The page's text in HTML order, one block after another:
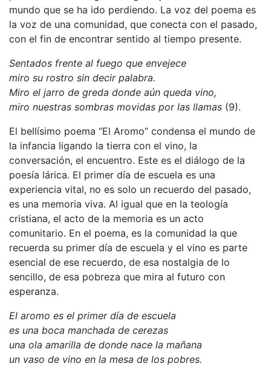
mundo que se ha ido perdiendo. La voz del poema es
la voz de una comunidad, que conecta con el pasado,
con el fin de encontrar sentido al tiempo presente.
Sentados frente al fuego que envejece
miro su rostro sin decir palabra.
Miro el jarro de greda donde aún queda vino,
miro nuestras sombras movidas por las llamas (9).
El bellísimo poema “El Aromo” condensa el mundo de
la infancia ligando la tierra con el vino, la
conversación, el encuentro. Este es el diálogo de la
poesía lárica. El primer día de escuela es una
experiencia vital, no es solo un recuerdo del pasado,
es una memoria viva. Al igual que en la teología
cristiana, el acto de la memoria es un acto
comunitario. En el poema, es la comunidad la que
recuerda su primer día de escuela y el vino es parte
esencial de ese recuerdo, de esa nostalgia de lo
sencillo, de esa pobreza que mira al futuro con
esperanza.
El aromo es el primer día de escuela
es una boca manchada de cerezas
una ola amarilla de donde nace la mañana
un vaso de vino en la mesa de los pobres.